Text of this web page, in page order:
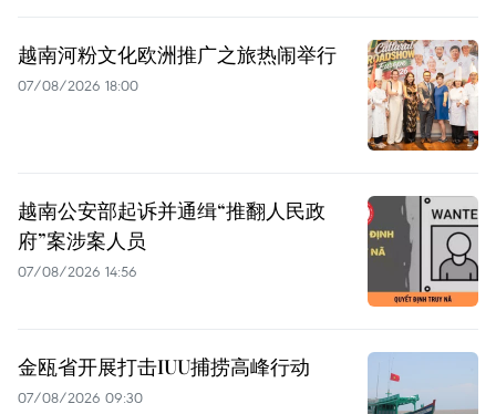
越南河粉文化欧洲推广之旅热闹举行
07/08/2026 18:00
越南公安部起诉并通缉“推翻人民政
府”案涉案人员
07/08/2026 14:56
金瓯省开展打击IUU捕捞高峰行动
07/08/2026 09:30